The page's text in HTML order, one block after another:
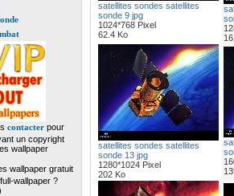
contacterpour
un copyright
wallpaper
wallpaper gratuit
wallpaper ?
satellites sondes satellites
sonde 9 jpg
1024*768 Pixel
62.4 Ko
satellites sondes satellites
sonde 13 jpg
1280*1024 Pixel
202 Ko